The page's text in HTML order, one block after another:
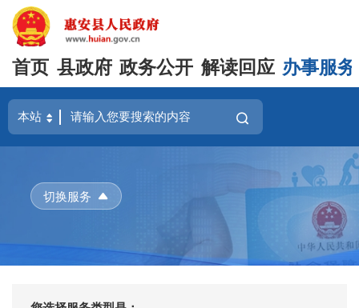
首页 县政府 政务公开 解读回应 办事服务
切换服务